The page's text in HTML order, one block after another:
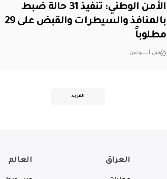
الأمن الوطني: تنفيذ 31 حالة ضبط
بالمنافذ والسيطرات والقبض على 29
مطلوباً
قبل أسبوعين
المزيد
العراق العالم